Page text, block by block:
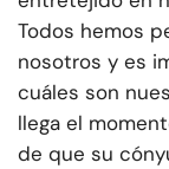
Todos hemos
nosotros y es
cuáles son
llega el
de que su